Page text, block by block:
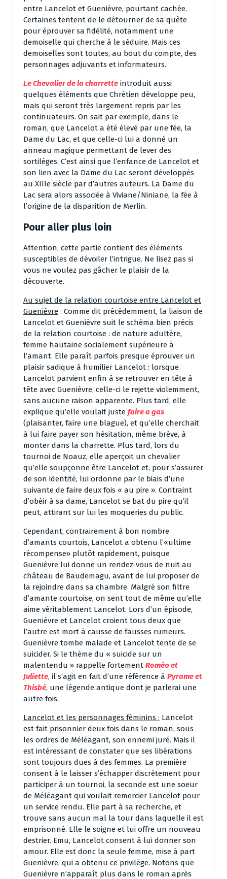
entre Lancelot et Guenièvre, pourtant cachée.
Certaines tentent de le détourner de sa quête
pour éprouver sa fidélité, notamment une
demoiselle qui cherche à le séduire. Mais ces
demoiselles sont toutes, au bout du compte, des
personnages adjuvants et informateurs.
Le Chevalier de la charrette introduit aussi
quelques éléments que Chrétien développe peu,
mais qui seront très largement repris par les
continuateurs. On sait par exemple, dans le
roman, que Lancelot a été élevé par une fée, la
Dame du Lac, et que celle-ci lui a donné un
anneau magique permettant de lever des
sortilèges. C’est ainsi que l’enfance de Lancelot et
son lien avec la Dame du Lac seront développés
au XIIIe siècle par d’autres auteurs. La Dame du
Lac sera alors associée à Viviane/Niniane, la fée à
l’origine de la disparition de Merlin.
Pour aller plus loin
Attention, cette partie contient des éléments
susceptibles de dévoiler l’intrigue. Ne lisez pas si
vous ne voulez pas gâcher le plaisir de la
découverte.
Au sujet de la relation courtoise entre Lancelot et
Guenièvre : Comme dit précédemment, la liaison de
Lancelot et Guenièvre suit le schéma bien précis
de la relation courtoise : de nature adultère,
femme hautaine socialement supérieure à
l’amant. Elle paraît parfois presque éprouver un
plaisir sadique à humilier Lancelot : lorsque
Lancelot parvient enfin à se retrouver en tête à
tête avec Guenièvre, celle-ci le rejette violemment,
sans aucune raison apparente. Plus tard, elle
explique qu’elle voulait juste faire a gas
(plaisanter, faire une blague), et qu’elle cherchait
à lui faire payer son hésitation, même brève, à
monter dans la charrette. Plus tard, lors du
tournoi de Noauz, elle aperçoit un chevalier
qu’elle soupçonne être Lancelot et, pour s’assurer
de son identité, lui ordonne par le biais d’une
suivante de faire deux fois « au pire ». Contraint
d’obéir à sa dame, Lancelot se bat du pire qu’il
peut, attirant sur lui les moqueries du public.
Cependant, contrairement à bon nombre
d’amants courtois, Lancelot a obtenu l’«ultime
récompense» plutôt rapidement, puisque
Guenièvre lui donne un rendez-vous de nuit au
château de Baudemagu, avant de lui proposer de
la rejoindre dans sa chambre. Malgré son filtre
d’amante courtoise, on sent tout de même qu’elle
aime véritablement Lancelot. Lors d’un épisode,
Guenièvre et Lancelot croient tous deux que
l’autre est mort à causse de fausses rumeurs.
Guenièvre tombe malade et Lancelot tente de se
suicider. Si le thème du « suicide sur un
malentendu » rappelle fortement Roméo et
Juliette, il s’agit en fait d’une référence à Pyrame et
Thisbé, une légende antique dont je parlerai une
autre fois.
Lancelot et les personnages féminins : Lancelot
est fait prisonnier deux fois dans le roman, sous
les ordres de Méléagant, son ennemi juré. Mais il
est intéressant de constater que ses libérations
sont toujours dues à des femmes. La première
consent à le laisser s’échapper discrètement pour
participer à un tournoi, la seconde est une soeur
de Méléagant qui voulait remercier Lancelot pour
un service rendu. Elle part à sa recherche, et
trouve sans aucun mal la tour dans laquelle il est
emprisonné. Elle le soigne et lui offre un nouveau
destrier. Emu, Lancelot consent à lui donner son
amour. Elle est donc la seule femme, mise à part
Guenièvre, qui a obtenu ce privilège. Notons que
Guenièvre n’apparaît plus dans le roman après